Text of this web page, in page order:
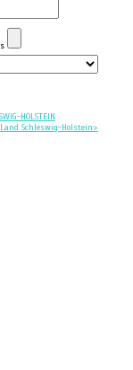
s
HOLSTEIN
Schleswig-Holstein>